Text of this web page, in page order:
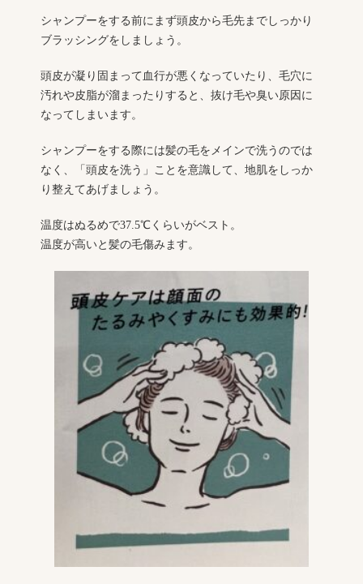
シャンプーをする前にまず頭皮から毛先までしっかり
ブラッシングをしましょう。
頭皮が凝り固まって血行が悪くなっていたり、毛穴に
汚れや皮脂が溜まったりすると、抜け毛や臭い原因に
なってしまいます。
シャンプーをする際には髪の毛をメインで洗うのでは
なく、「頭皮を洗う」ことを意識して、地肌をしっか
り整えてあげましょう。
温度はぬるめで37.5℃くらいがベスト。
温度が高いと髪の毛傷みます。